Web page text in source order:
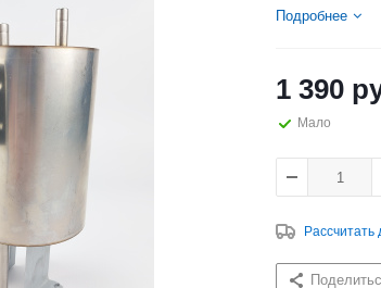
Подробнее
1 390
Мало
Рассчитать